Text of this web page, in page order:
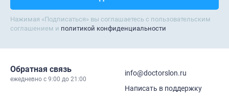
Нажимая «Подписаться» вы соглашаетесь с пользовательским
соглашением и политикой конфиденциальности
Обратная связь
ежедневно c 9:00 до 21:00
info@doctorslon.ru
Написать в поддержку